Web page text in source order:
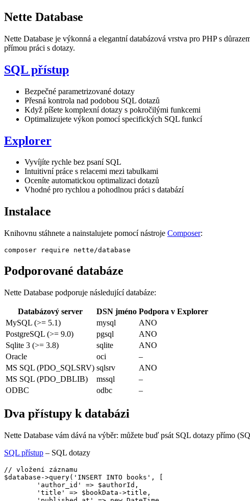
Nette Database
Nette Database je výkonná a elegantní databázová vrstva pro PHP s
přímou práci s dotazy.
SQL přístup
Bezpečné parametrizované dotazy
Přesná kontrola nad podobou SQL dotazů
Když píšete komplexní dotazy s pokročilými funkcemi
Optimalizujete výkon pomocí specifických SQL funkcí
Explorer
Vyvíjíte rychle bez psaní SQL
Intuitivní práce s relacemi mezi tabulkami
Oceníte automatickou optimalizaci dotazů
Vhodné pro rychlou a pohodlnou práci s databází
Instalace
Knihovnu stáhnete a nainstalujete pomocí nástroje Composer:
Podporované databáze
Nette Database podporuje následující databáze:
Databázový server DSN jméno Podpora v Explorer
MySQL (>= 5.1)
mysql
ANO
PostgreSQL (>= 9.0)
pgsql
ANO
Sqlite 3 (>= 3.8)
sqlite
ANO
Oracle
oci
–
MS SQL (PDO_SQLSRV) sqlsrv
ANO
MS SQL (PDO_DBLIB)
mssql
–
ODBC
odbc –
Dva přístupy k databázi
Nette Database vám dává na výběr: můžete buď psát SQL dotazy přímo
SQL přístup – SQL dotazy
// vložení záznamu
$database->query('INSERT INTO books', [